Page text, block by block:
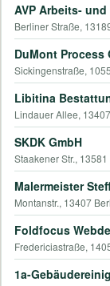
AVP Arbeits-
Berliner Straße,
DuMont Process
Sickingenstraße,
Libitina
Lindauer Allee,
SKDK GmbH
Staakener Str.,
Malermeister
Montanstr., 13407
Foldfocus
Fredericiastraße,
1a-